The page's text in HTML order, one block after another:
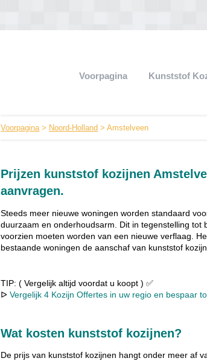
Voorpagina Kunststof
Voorpagina> Noord-Holland > Amstelveen
Prijzen kunststof kozijnen
aanvragen.
Steeds meer nieuwe woningen worden standaard
duurzaam en onderhoudsarm. Dit in tegenstelling
voorzien moeten worden van een nieuwe verflaag.
bestaande woningen de aanschaf van kunststof
TIP: ( Vergelijk altijd voordat u koopt ) ✅
ᐅVergelijk 4 Kozijn Offertes in uw regio en bespaar
Wat kosten kunststof kozijnen?
De prijs van kunststof kozijnen hangt onder meer af